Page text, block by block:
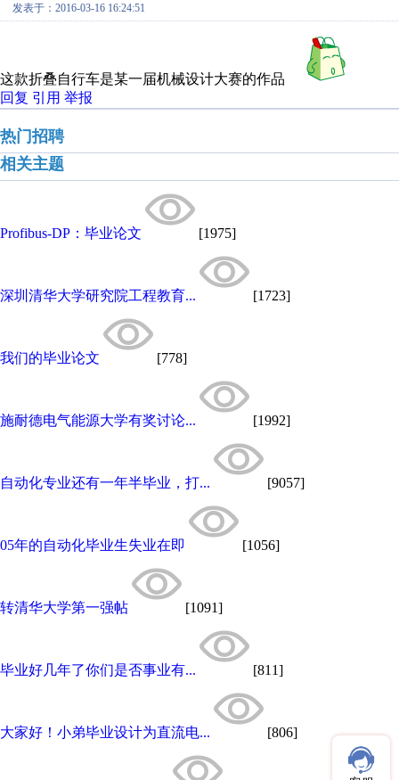
发表于：2016-03-16 16:24:51
这款折叠自行车是某一届机械设计大赛的作品
回复 引用 举报
热门招聘
相关主题
Profibus-DP：毕业论文 [1975]
深圳清华大学研究院工程教育... [1723]
我们的毕业论文 [778]
施耐德电气能源大学有奖讨论... [1992]
自动化专业还有一年半毕业，打... [9057]
05年的自动化毕业生失业在即 [1056]
转清华大学第一强帖 [1091]
毕业好几年了你们是否事业有... [811]
大家好！小弟毕业设计为直流电... [806]